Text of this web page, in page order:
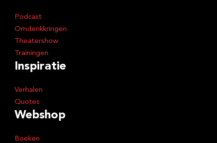
Podcast
Omdenkkringen
Theatershow
Trainingen
Inspiratie
Verhalen
Quotes
Webshop
Boeken